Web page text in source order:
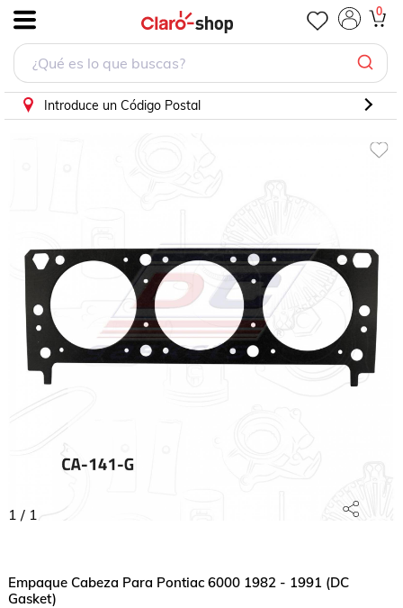
0
Introduce un Código Postal
1 / 1
Empaque Cabeza Para Pontiac 6000 1982 - 1991 (DC
Gasket)